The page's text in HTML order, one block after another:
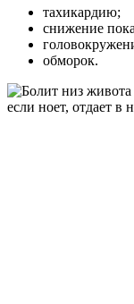
тахикардию;
снижение
обморок.